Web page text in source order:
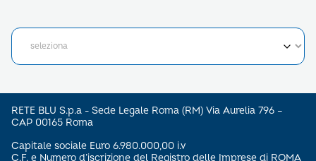
RETE BLU S.p.a - Sede Legale Roma (RM) Via Aurelia 796 –
CAP 00165 Roma
Capitale sociale Euro 6.980.000,00 i.v
C.F. e Numero d’iscrizione del Registro delle Imprese di ROMA